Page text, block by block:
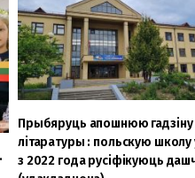
Прыбяруць апошнюю гадзіну
літаратуры : польскую школу
з 2022 года русіфікуюць